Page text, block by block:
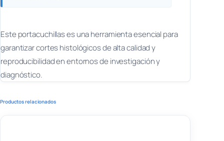
Este portacuchillas es una herramienta esencial para
garantizar cortes histológicos de alta calidad y
reproducibilidad en entornos de investigación y
diagnóstico.
Productos relacionados